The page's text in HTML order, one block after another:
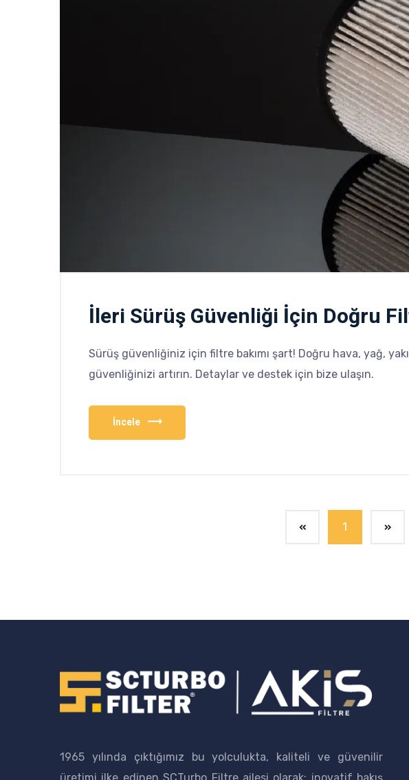
İleri Sürüş Güvenliği İçin Doğru
Sürüş güvenliğiniz için filtre bakımı şart! Doğru hava, yağ,
güvenliğinizi artırın. Detaylar ve destek için bize ulaşın.
İncele
1
1965 yılında çıktığımız bu yolculukta, kaliteli ve güvenilir